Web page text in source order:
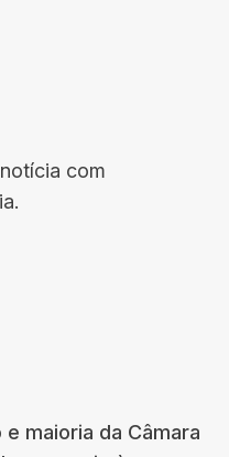
com
maioria da Câmara